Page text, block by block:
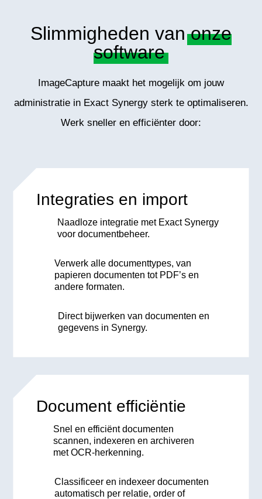
Slimmigheden vanonze
software
ImageCapture maakt het mogelijk om jouw
administratie in Exact Synergy sterk te optimaliseren.
Werk sneller en efficiënter door:
Integraties en import
Naadloze integratie met Exact Synergy
voor documentbeheer.
Verwerk alle documenttypes, van
papieren documenten tot PDF’s en
andere formaten.
Direct bijwerken van documenten en
gegevens in Synergy.
Document efficiëntie
Snel en efficiënt documenten
scannen, indexeren en archiveren
met OCR-herkenning.
Classificeer en indexeer documenten
automatisch per relatie, order of